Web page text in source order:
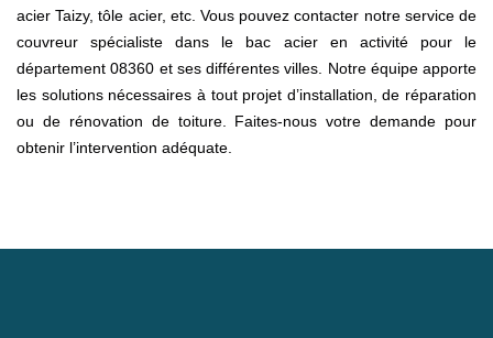
acier Taizy, tôle acier, etc. Vous pouvez contacter notre service de
couvreur spécialiste dans le bac acier en activité pour le
département 08360 et ses différentes villes. Notre équipe apporte
les solutions nécessaires à tout projet d’installation, de réparation
ou de rénovation de toiture. Faites-nous votre demande pour
obtenir l’intervention adéquate.